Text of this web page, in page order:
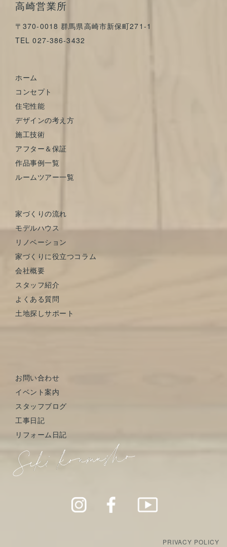
高崎営業所
〒370-0018 群馬県高崎市新保町271-1
TEL 027-386-3432
ホーム
コンセプト
住宅性能
デザインの考え方
施工技術
アフター＆保証
作品事例一覧
ルームツアー一覧
家づくりの流れ
モデルハウス
リノベーション
家づくりに役立つコラム
会社概要
スタッフ紹介
よくある質問
土地探しサポート
お問い合わせ
イベント案内
スタッフブログ
工事日記
リフォーム日記
PRIVACY POLICY